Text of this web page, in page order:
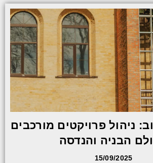
ניהול פרויקטים מורכבים
הבניה והנדסה
15/09/2025